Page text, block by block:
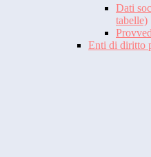
Dati
tabelle)
Enti di diritto